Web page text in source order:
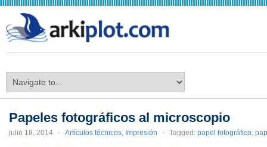
Papeles fotográficos al microscopio
julio 18, 2014 - Artículos técnicos, Impresión - Tagged: papel fotográfico,